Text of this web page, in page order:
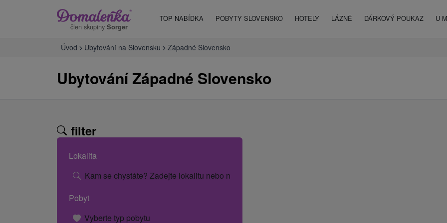
člen skupiny Sorger
TOP NABÍDKA POBYTY SLOVENSKO HOTELY LÁZNĚ DÁRKOVÝ POUKAZ U
Úvod Ubytování na Slovensku Západné Slovensko
Ubytování Západné Slovensko
filter
Lokalita
Kam se chystáte? Zadejte lokalitu nebo název hotelu.
Pobyt
Vyberte typ pobytu